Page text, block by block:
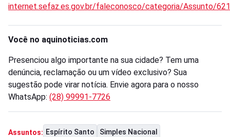
internet.sefaz.es.gov.br/faleconosco/categoria/Assunto/
Você no aquinoticias.com
Presenciou algo importante na sua cidade? Tem uma
denúncia, reclamação ou um vídeo exclusivo? Sua
sugestão pode virar notícia. Envie agora para o nosso
WhatsApp: (28) 99991-7726
Assuntos: Espírito Santo Simples Nacional